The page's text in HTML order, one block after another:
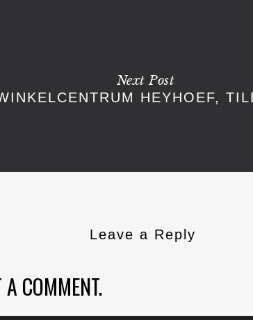
Next Post
HEYHOEF,
Leave a Reply
COMMENT.